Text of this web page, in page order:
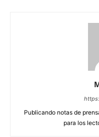
Publicando notas de
para los